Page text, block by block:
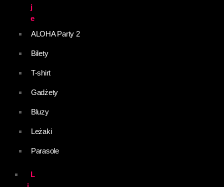
j
e
ALOHA Party 2
Bilety
T-shirt
Gadżety
Bluzy
Leżaki
Parasole
L